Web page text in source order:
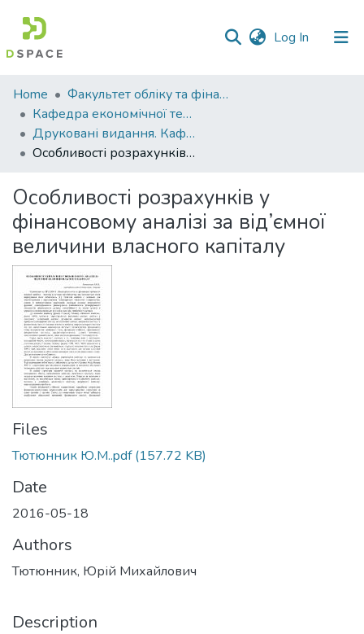
Log In (current)
Communities
&
Collections
Statistics
Home
Факультет обліку та фінансів
Кафедра економічної теорії та економічних досліджень
Друковані видання. Кафедра економічної теорії та економічних досліджень
Особливості розрахунків у фінансовому аналізі за від’ємної величини власного капіталу
Особливості розрахунків у
фінансовому аналізі за від’ємної
величини власного капіталу
Files
Тютюнник Ю.М..pdf(157.72 KB)
Date
2016-05-18
Authors
Тютюнник, Юрій Михайлович
Description